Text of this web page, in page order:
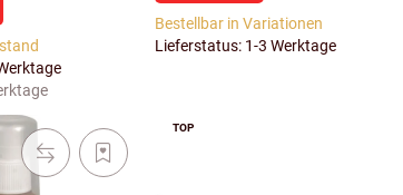
Bestellbar in Variationen
Lieferstatus: 1-3 Werktage
TOP